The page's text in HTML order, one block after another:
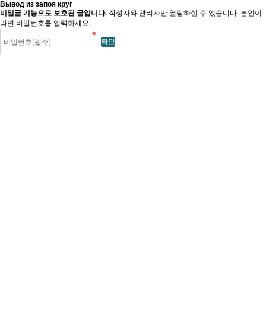
Вывод из запоя круг
비밀글 기능으로 보호된 글입니다. 작성자와 관리자만 열람하실 수 있습니다. 본인이
라면 비밀번호를 입력하세요.